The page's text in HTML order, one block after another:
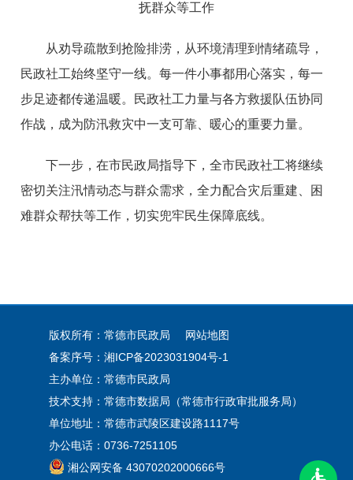
抚群众等工作
从劝导疏散到抢险排涝，从环境清理到情绪疏导，
民政社工始终坚守一线。每一件小事都用心落实，每一
步足迹都传递温暖。民政社工力量与各方救援队伍协同
作战，成为防汛救灾中一支可靠、暖心的重要力量。
下一步，在市民政局指导下，全市民政社工将继续
密切关注汛情动态与群众需求，全力配合灾后重建、困
难群众帮扶等工作，切实兜牢民生保障底线。
版权所有：常德市民政局
网站地图
备案序号： 湘ICP备2023031904号-1
主办单位：常德市民政局
技术支持：常德市数据局（常德市行政审批服务局）
单位地址：常德市武陵区建设路1117号
办公电话：0736-7251105
湘公网安备 43070202000666号